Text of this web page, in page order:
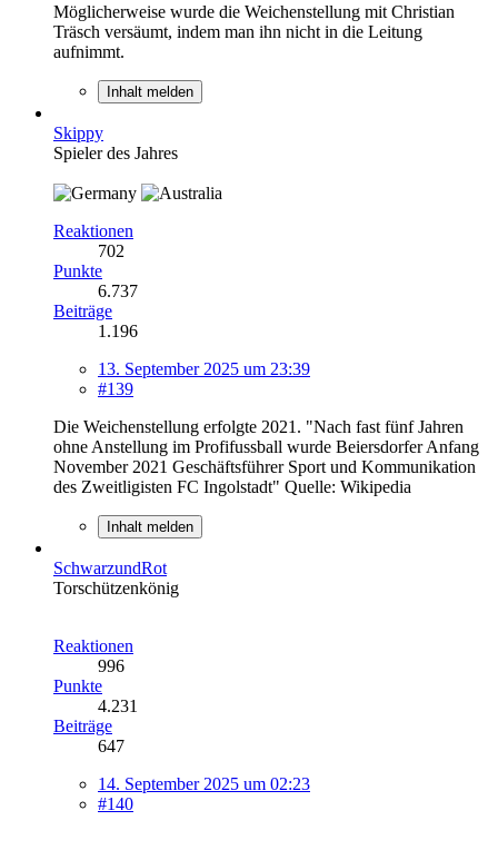
Möglicherweise wurde die Weichenstellung mit Christian
Träsch versäumt, indem man ihn nicht in die Leitung
aufnimmt.
Inhalt melden
Skippy
Spieler des Jahres
Reaktionen
702
Punkte
6.737
Beiträge
1.196
13. September 2025 um 23:39
#139
Die Weichenstellung erfolgte 2021. "Nach fast fünf Jahren
ohne Anstellung im Profifussball wurde Beiersdorfer Anfang
November 2021 Geschäftsführer Sport und Kommunikation
des Zweitligisten FC Ingolstadt" Quelle: Wikipedia
Inhalt melden
SchwarzundRot
Torschützenkönig
Reaktionen
996
Punkte
4.231
Beiträge
647
14. September 2025 um 02:23
#140